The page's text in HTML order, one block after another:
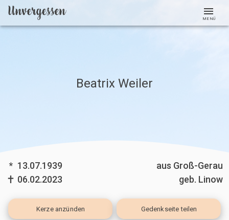
MENÜ
Beatrix Weiler
* 13.07.1939
06.02.2023
aus Groß-Gerau
geb. Linow
Kerze anzünden Gedenkseite teilen